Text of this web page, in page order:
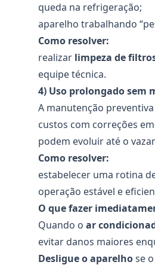
queda na refrigeração;
aparelho trabalhando
Como resolver:
realizar limpeza de
equipe técnica.
4) Uso prolongado sem
A manutenção
custos com correções
podem evoluir até o
Como resolver:
estabelecer uma rotina
operação estável e
O que fazer
Quando o ar
evitar danos maiores
Desligue o aparelhose